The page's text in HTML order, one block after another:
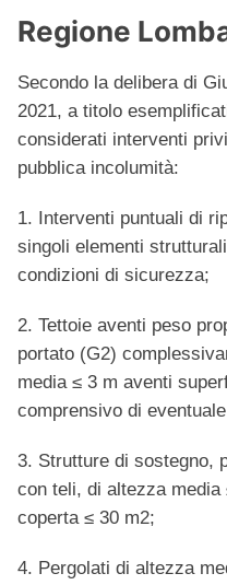
Regione
Secondo la delibera di
2021, a titolo
considerati interventi
pubblica incolumità:
1. Interventi puntuali di
singoli elementi
condizioni di sicurezza;
2. Tettoie aventi peso
portato (G2)
media ≤ 3 m aventi
comprensivo di
3. Strutture di sostegno,
con teli, di altezza
coperta ≤ 30 m2;
4. Pergolati di altezza